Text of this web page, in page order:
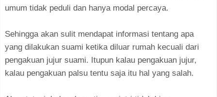
umum tidak peduli dan hanya modal percaya.
Sehingga akan sulit mendapat informasi tentang apa
yang dilakukan suami ketika diluar rumah kecuali dari
pengakuan jujur suami. Itupun kalau pengakuan jujur,
kalau pengakuan palsu tentu saja itu hal yang salah.